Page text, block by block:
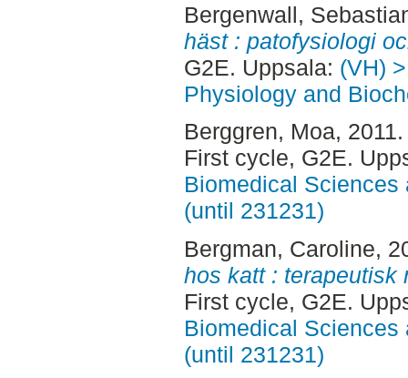
Bergenwall,
häst : patofysiologi
G2E. Uppsala: (VH)
Physiology and
Berggren, Moa,
First cycle, G2E.
Biomedical Sciences
(until 231231)
Bergman, Caroline,
hos katt : terapeutisk
First cycle, G2E.
Biomedical Sciences
(until 231231)